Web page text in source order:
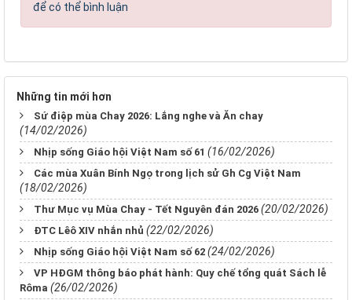
để có thể bình luận
Những tin mới hơn
Sứ điệp mùa Chay 2026: Lắng nghe và Ăn chay
(14/02/2026)
Nhịp sống Giáo hội Việt Nam số 61 (16/02/2026)
Các mùa Xuân Bính Ngọ trong lịch sử Gh Cg Việt Nam
(18/02/2026)
Thư Mục vụ Mùa Chay - Tết Nguyên đán 2026 (20/02/2026)
ĐTC Lêô XIV nhắn nhủ (22/02/2026)
Nhịp sống Giáo hội Việt Nam số 62 (24/02/2026)
VP HĐGM thông báo phát hành: Quy chế tổng quát Sách lễ
Rôma (26/02/2026)